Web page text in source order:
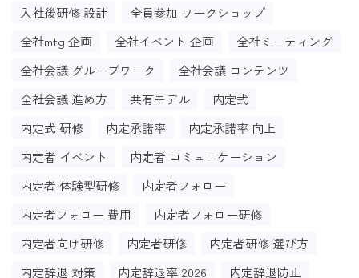
入社後研修 設計
全員参加 ワークショップ
全社mtg 企画
全社イベント 企画
全社ミーティング
全社会議 グループワーク
全社会議 コンテンツ
全社会議 進め方
共有モデル
内定式
内定式 研修
内定承諾率
内定承諾率 向上
内定者 イベント
内定者 コミュニケーション
内定者 体験型研修
内定者フォロー
内定者フォロー 費用
内定者フォロー研修
内定者向け研修
内定者研修
内定者研修 選び方
内定辞退 対策
内定辞退率 2026 内定辞退防止